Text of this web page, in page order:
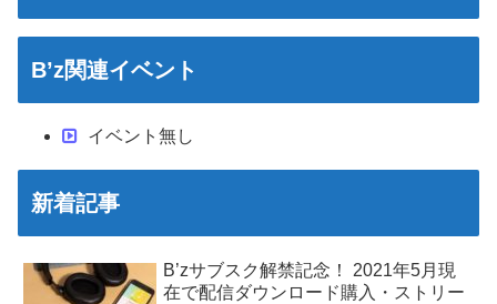
B’z関連イベント
イベント無し
新着記事
B’zサブスク解禁記念！ 2021年5月現
在で配信ダウンロード購入・ストリー